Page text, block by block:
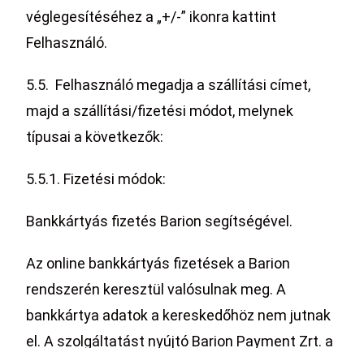
véglegesítéséhez a „+/-” ikonra kattint
Felhasználó.
5.5. Felhasználó megadja a szállítási címet,
majd a szállítási/fizetési módot, melynek
típusai a következők:
5.5.1. Fizetési módok:
Bankkártyás fizetés Barion segítségével.
Az online bankkártyás fizetések a Barion
rendszerén keresztül valósulnak meg. A
bankkártya adatok a kereskedőhöz nem jutnak
el. A szolgáltatást nyújtó Barion Payment Zrt. a